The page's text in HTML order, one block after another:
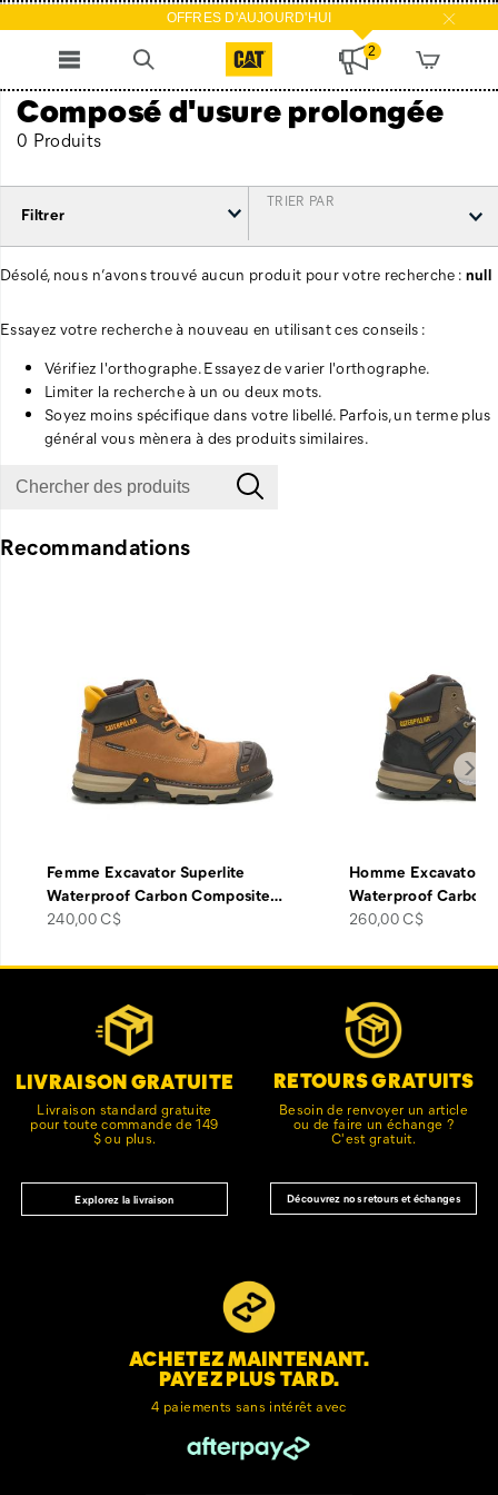
OFFRES D'AUJOURD'HUI
2
Composé d'usure prolongée
0 Produits
Filtrer
TRIER PAR
Désolé, nous n’avons trouvé aucun produit pour votre recherche : null
Essayez votre recherche à nouveau en utilisant ces conseils :
Vérifiez l'orthographe. Essayez de varier l'orthographe.
Limiter la recherche à un ou deux mots.
Soyez moins spécifique dans votre libellé. Parfois, un terme plus
général vous mènera à des produits similaires.
Recommandations
Femme Excavator Superlite
Waterproof Carbon Composite…
price
240,00 C$
Homme Excavator
Waterproof Carbon
price
260,00 C$
Liens
pageLIVRAISON GRATUITE
Livraison standard gratuite
pour toute commande de 149
$ ou plus.
Explorez la livraison
RETOURS GRATUITS
Besoin de renvoyer un article
ou de faire un échange ?
C'est gratuit.
Découvrez nos retours et échanges
ACHETEZ MAINTENANT.
PAYEZ PLUS TARD.
4 paiements sans intérêt avec